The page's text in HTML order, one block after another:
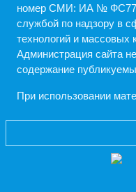
номер СМИ: ИА № ФС77-
службой по надзору в
технологий и массовых
Администрация cайта
содержание
При использовании